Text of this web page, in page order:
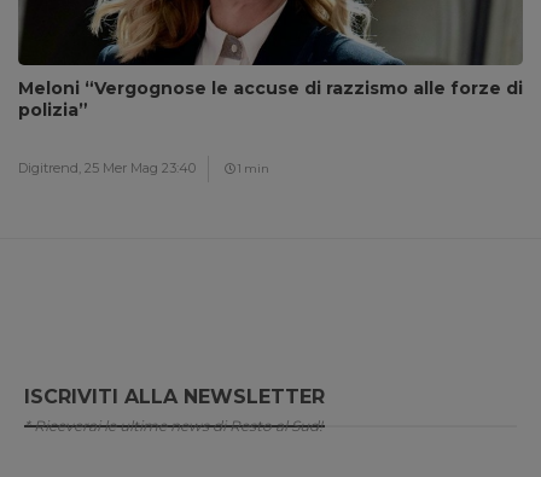
Meloni “Vergognose le accuse di razzismo alle forze di
polizia”
Digitrend, 25 Mer Mag 23:40 1 min
ISCRIVITI ALLA NEWSLETTER
* Riceverai le ultime news di Resto al Sud!